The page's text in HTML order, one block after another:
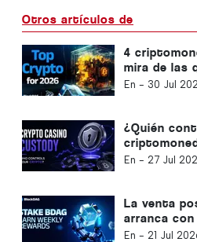
Otros artículos de
4
mira de las
BlockDAG,
En - 30 Jul
¿Quién
ingresas en
En - 27 Jul
La venta
arranca
% en LIVE
En - 21 Jul